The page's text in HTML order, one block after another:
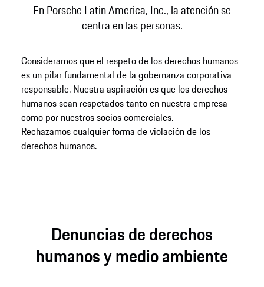
En Porsche Latin America, Inc., la atención se
centra en las personas.
Consideramos que el respeto de los derechos humanos
es un pilar fundamental de la gobernanza corporativa
responsable. Nuestra aspiración es que los derechos
humanos sean respetados tanto en nuestra empresa
como por nuestros socios comerciales.
Rechazamos cualquier forma de violación de los
derechos humanos.
Denuncias de derechos
humanos y medio ambiente